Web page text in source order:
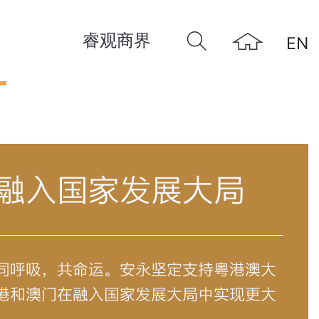
睿观商界 EN
入国家发展大局
呼吸，共命运。安永坚定支持粤港澳大
和澳门在融入国家发展大局中实现更大